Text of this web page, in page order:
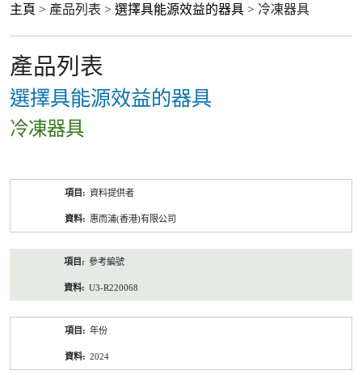
主頁 > 產品列表 > 選擇具能源效益的器具 > 冷凍器具
產品列表
選擇具能源效益的器具
冷凍器具
資料提供者
惠而浦(香港)有限公司
參考編號
U3-R220068
年份
2024